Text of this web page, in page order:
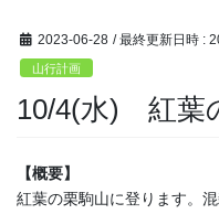
2023-06-28 / 最終更新日時 :
山行計画
10/4(水) 紅葉
【概要】
紅葉の栗駒山に登ります。